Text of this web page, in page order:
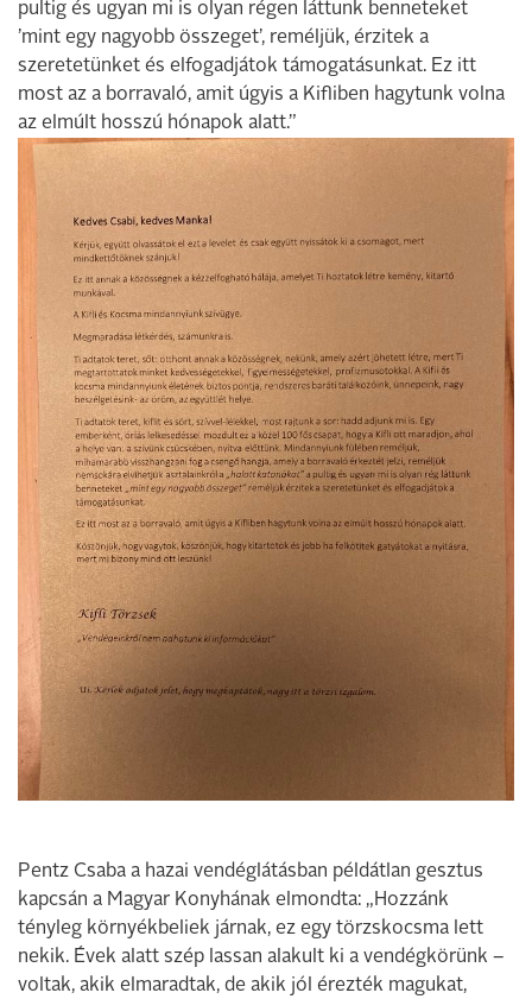
pultig és ugyan mi is olyan régen láttunk benneteket
’mint egy nagyobb összeget’, reméljük, érzitek a
szeretetünket és elfogadjátok támogatásunkat. Ez itt
most az a borravaló, amit úgyis a Kifliben hagytunk volna
az elmúlt hosszú hónapok alatt.”
Pentz Csaba a hazai vendéglátásban példátlan gesztus
kapcsán a Magyar Konyhának elmondta: „Hozzánk
tényleg környékbeliek járnak, ez egy törzskocsma lett
nekik. Évek alatt szép lassan alakult ki a vendégkörünk –
voltak, akik elmaradtak, de akik jól érezték magukat,